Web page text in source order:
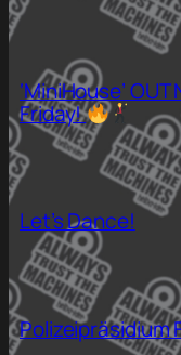
‘MiniHouse’
Friday!
Let’s Dance!
Polizeipräsidium